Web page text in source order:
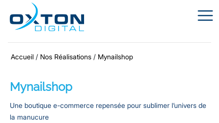
Accueil / Nos Réalisations / Mynailshop
Mynailshop
Une boutique e-commerce repensée pour sublimer l’univers de
la manucure